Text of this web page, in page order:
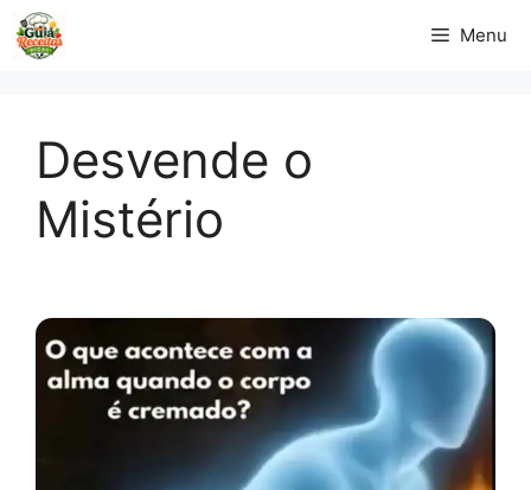
Pular
para
Menu
Desvende o
Mistério